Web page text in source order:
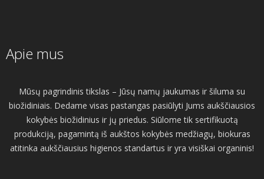
Apie mus
Mūsų pagrindinis tikslas – Jūsų namų jaukumas ir šiluma su
biožidiniais. Dedame visas pastangas pasiūlyti Jums aukščiausios
kokybės biožidinius ir jų priedus. Siūlome tik sertifikuotą
produkciją, pagamintą iš aukštos kokybės medžiagų, biokuras
atitinka aukščiausius higienos standartus ir yra visiškai organinis!